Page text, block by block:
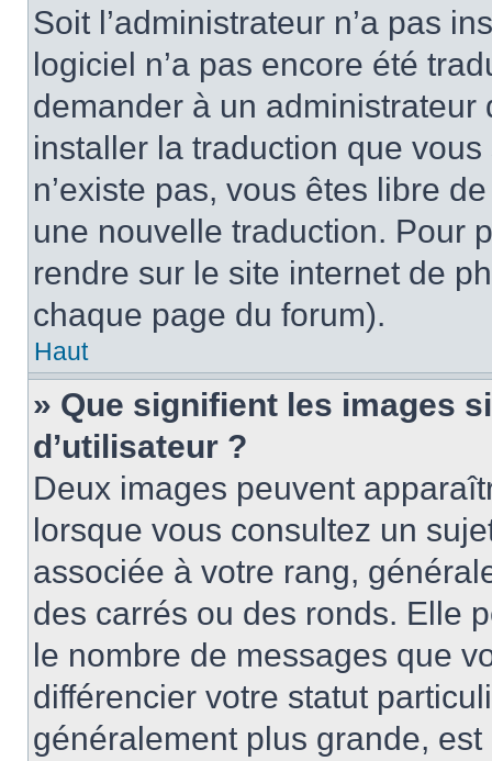
Soit l’administrateur n’a pas
logiciel n’a pas encore été
demander à un administrateur
installer la traduction que
n’existe pas, vous êtes libre
une nouvelle traduction. Pour
rendre sur le site internet de
chaque page du forum).
Haut
» Que signifient les images
d’utilisateur ?
Deux images peuvent
lorsque vous consultez un
associée à votre rang,
des carrés ou des ronds. Elle
le nombre de messages que
différencier votre statut
généralement plus grande,